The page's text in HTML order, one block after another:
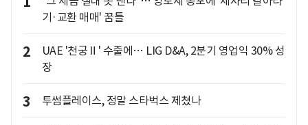
기·교환 매매' 꿈틀
2
UAE '천궁Ⅱ' 수출에… LIG D&A, 2분기 영업익 30% 성
장
3 투썸플레이스, 정말 스타벅스 제쳤나